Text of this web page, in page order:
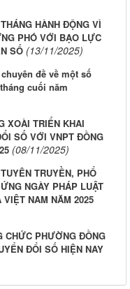
HÀNH ĐỘNG VÌ
PHÓ VỚI BẠO LỰC
SỐ (13/11/2025)
đề về một số
cuối năm
XOÀI TRIỂN KHAI
SỐ VỚI VNPT ĐỒNG
(08/11/2025)
TRUYỀN, PHỔ
NGÀY PHÁP LUẬT
VIỆT NAM NĂM 2025
CHỨC PHƯỜNG ĐỒNG
ĐỔI SỐ HIỆN NAY